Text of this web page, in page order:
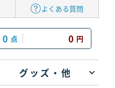
よくある質問
0 点 0 円
グッズ・他